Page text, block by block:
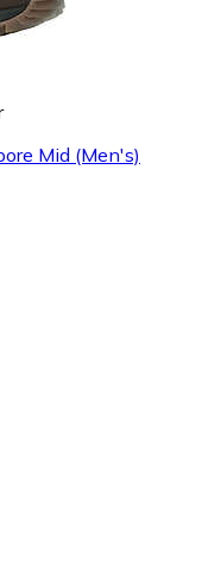
Mid (Men's)